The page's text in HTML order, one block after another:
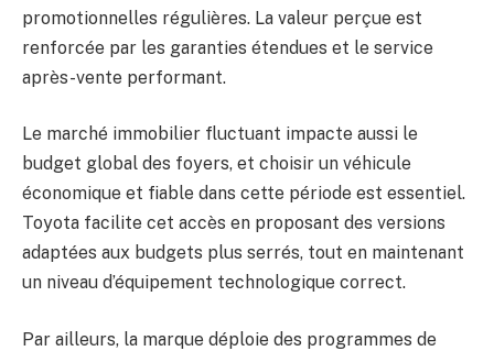
promotionnelles régulières. La valeur perçue est
renforcée par les garanties étendues et le service
après-vente performant.
Le marché immobilier fluctuant impacte aussi le
budget global des foyers, et choisir un véhicule
économique et fiable dans cette période est essentiel.
Toyota facilite cet accès en proposant des versions
adaptées aux budgets plus serrés, tout en maintenant
un niveau d’équipement technologique correct.
Par ailleurs, la marque déploie des programmes de